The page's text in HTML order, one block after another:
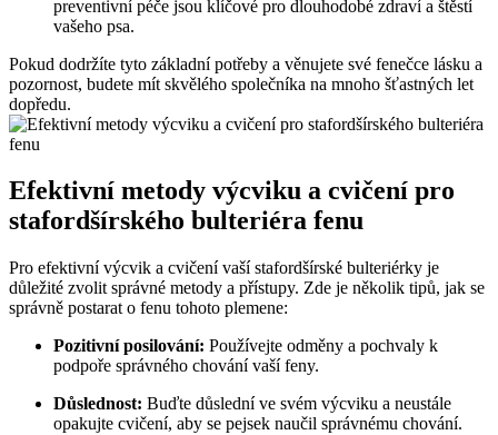
preventivní péče jsou klíčové pro dlouhodobé zdraví a štěstí
vašeho psa.
Pokud dodržíte tyto základní potřeby a věnujete své fenečce lásku a
pozornost, budete mít skvělého společníka na mnoho šťastných let
dopředu.
Efektivní metody výcviku a cvičení pro
stafordšírského bulteriéra fenu
Pro efektivní výcvik a cvičení vaší stafordšírské bulteriérky je
důležité zvolit správné metody a přístupy. Zde je několik tipů, jak se
správně postarat o fenu tohoto plemene:
Pozitivní posilování: Používejte odměny a pochvaly k
podpoře správného chování vaší feny.
Důslednost: Buďte důslední ve svém výcviku a neustále
opakujte cvičení, aby se pejsek naučil správnému chování.